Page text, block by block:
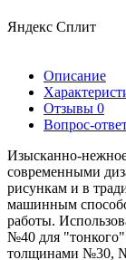
Яндекс Сплит
Описание
Отзывы 0
Вопрос-
Изысканно-
современными
рисункам и в
машинным
работы.
№40 для
толщинами №30,